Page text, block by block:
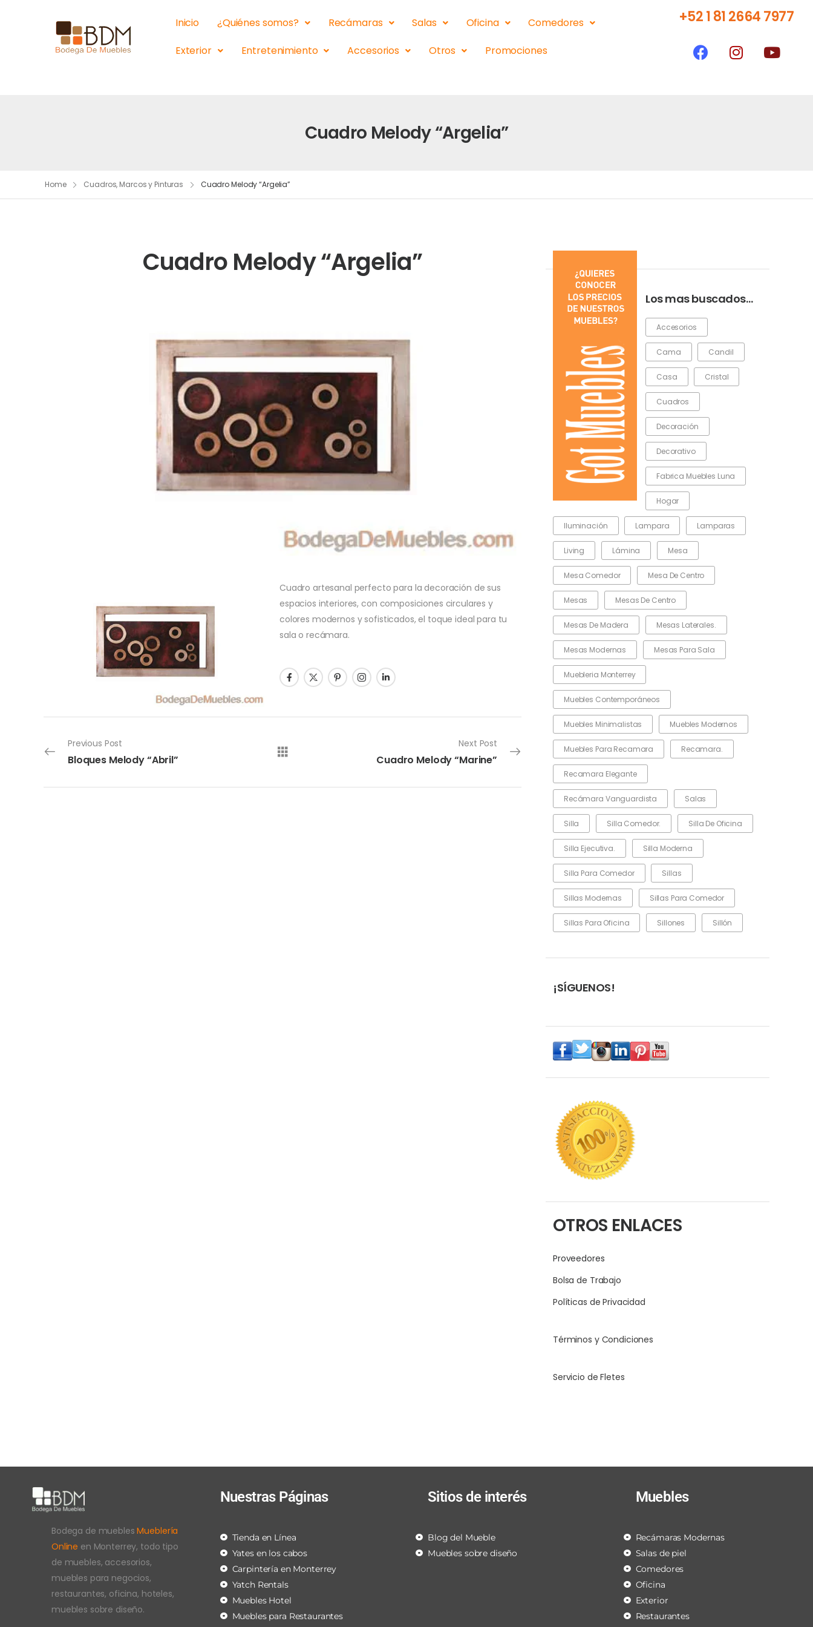
Inicio ¿Quiénes somos? Recámaras Salas Oficina
Comedores
Exterior
Entretenimiento Accesorios Otros Promociones
+52 1 81 2664 7977
Cuadro Melody “Argelia”
Home Cuadros, Marcos y Pinturas Cuadro Melody “Argelia”
Los mas buscados…
Accesorios
Cama Candil
Casa Cristal
Cuadros
Decoración
Decorativo
Fabrica Muebles Luna
Hogar
Iluminación Lampara Lamparas
Living Lámina Mesa
Mesa Comedor Mesa De Centro
Mesas Mesas De Centro
Mesas De Madera Mesas Laterales.
Mesas Modernas Mesas Para Sala
Muebleria Monterrey
Muebles Contemporáneos
Muebles Minimalistas Muebles Modernos
Muebles Para Recamara Recamara.
Recamara Elegante
Recámara Vanguardista Salas
Silla Silla Comedor. Silla De Oficina
Silla Ejecutiva. Silla Moderna
Silla Para Comedor Sillas
Sillas Modernas Sillas Para Comedor
Sillas Para Oficina Sillones Sillón
¡SÍGUENOS!
OTROS ENLACES
Proveedores
Bolsa de Trabajo
Políticas de Privacidad
Términos y Condiciones
Servicio de Fletes
Cuadro Melody “Argelia”
Cuadro artesanal perfecto para la decoración de sus
espacios interiores, con composiciones circulares y
colores modernos y sofisticados, el toque ideal para tu
sala o recámara.
Previous Post
Bloques Melody “Abril”
Next Post
Cuadro Melody “Marine”
Bodega de mueblesMueblería
Online en Monterrey, todo tipo
de muebles, accesorios,
muebles para negocios,
restaurantes, oficina, hoteles,
muebles sobre diseño.
Nuestras Páginas
Tienda en Línea
Yates en los cabos
Carpintería en Monterrey
Yatch Rentals
Muebles Hotel
Muebles para Restaurantes
Sitios de interés
Blog del Mueble
Muebles sobre diseño
Muebles
Recámaras Modernas
Salas de piel
Comedores
Oficina
Exterior
Restaurantes